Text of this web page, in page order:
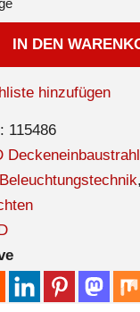
IN DEN
hinzufügen
115486
Beleuchtungstechnik,